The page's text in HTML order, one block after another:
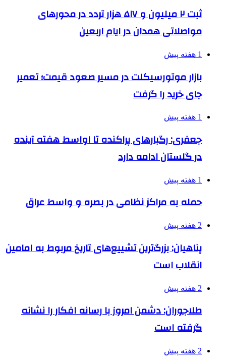
ثبت ۲ میلیون و ۵۱۷ هزار تردد در محورهای
مواصلاتی همدان در ایام اربعین
1 هفته پیش
بازار موتورسیکلت در مسیر صعود قیمت؛ تعمیر
جای خرید را گرفت
1 هفته پیش
جعفری: رگبارهای پراکنده تا اواسط هفته آینده
در گلستان ادامه دارد
1 هفته پیش
حمله به مراکز نظامی در بصره و واسط عراق
2 هفته پیش
پناهیان: بزرگ‌ترین تشییع‌های تاریخ مربوط به امامین
انقلاب است
2 هفته پیش
طلاجوران: دشمن امروز با رسانه افکار را نشانه
گرفته است
2 هفته پیش